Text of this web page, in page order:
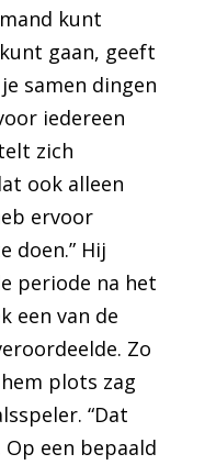
kunt
gaan, geeft
samen dingen
iedereen
zich
ook alleen
ervoor
doen.” Hij
periode na het
een van de
Zo
plots zag
“Dat
een bepaald